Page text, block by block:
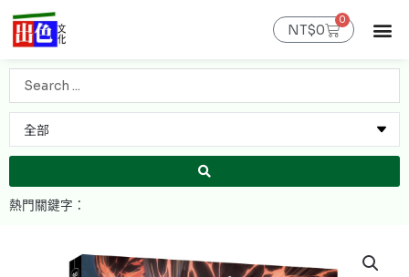
要
容
NT$0
0
購
物
Search